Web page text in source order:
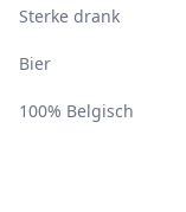
Sterke drank
Bier
100% Belgisch